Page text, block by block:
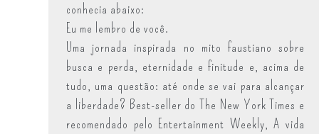
conhecia abaixo:
Eu me lembro de você.
Uma jornada inspirada no mito faustiano sobre
busca e perda, eternidade e finitude e, acima de
tudo, uma questão: até onde se vai para alcançar
a liberdade? Best-seller do The New York Times e
recomendado pelo Entertainment Weekly, A vida